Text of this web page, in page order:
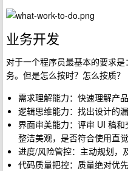
业务开发
对于一个程序员最基本的要求
务。但是怎么按时？怎么按质？
需求理解能力：快速理解产
逻辑思维能力：找出设计的
界面审美能力：评审 UI 稿
整洁美观，是否符合使用直
进度/风险管控：主动规划，
代码质量把控：质量绝对优